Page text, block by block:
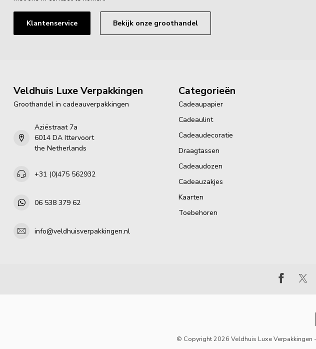
Klantenservice Bekijk onze groothandel
Veldhuis Luxe Verpakkingen
Groothandel in cadeauverpakkingen
Aziëstraat 7a
6014 DA Ittervoort
the Netherlands
+31 (0)475 562932
06 538 379 62
info@veldhuisverpakkingen.nl
Categorieën
Cadeaupapier
Cadeaulint
Cadeaudecoratie
Draagtassen
Cadeaudozen
Cadeauzakjes
Kaarten
Toebehoren
© Copyright 2026 Veldhuis Luxe Verpakkingen